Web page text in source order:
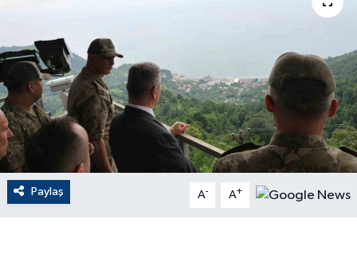
Paylaş A- A+
EĞİTİM
EKONOMİ
English News
Finans